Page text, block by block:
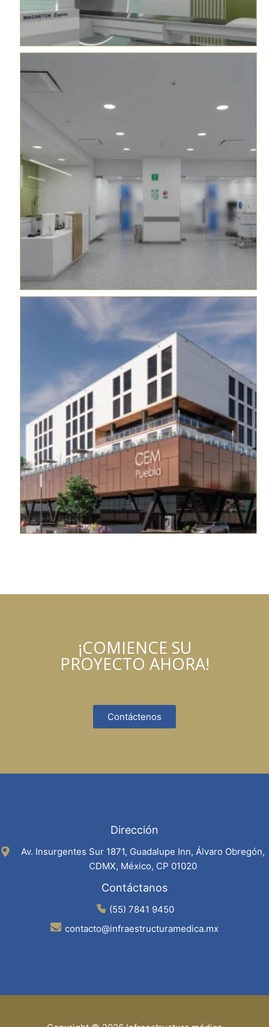
¡COMIENCE SU
PROYECTO AHORA!
Contáctenos
Dirección
Av. Insurgentes Sur 1871, Guadalupe Inn, Álvaro Obregón,
CDMX, México, CP 01020
Contáctanos
(55) 7841 9450
contacto@infraestructuramedica.mx